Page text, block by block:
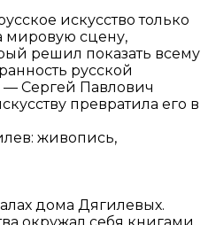
искусство только
мировую сцену,
решил показать всему
русской
— Сергей Павлович
превратила его в
дома Дягилевых.